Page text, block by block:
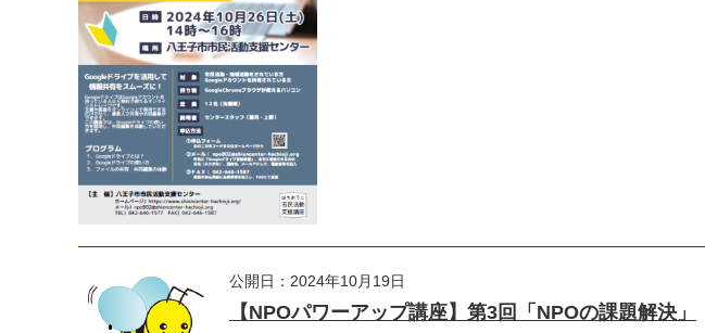
公開日：2024年10月19日
【NPOパワーアップ講座】第3回「NPOの課題解決」